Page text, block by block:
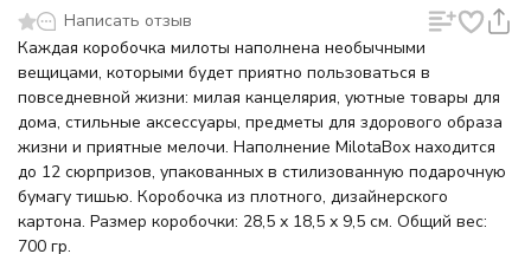
Написать отзыв
Каждая коробочка милоты наполнена необычными
вещицами, которыми будет приятно пользоваться в
повседневной жизни: милая канцелярия, уютные товары для
дома, стильные аксессуары, предметы для здорового образа
жизни и приятные мелочи. Наполнение MilotaBox находится
до 12 сюрпризов, упакованных в стилизованную подарочную
бумагу тишью. Коробочка из плотного, дизайнерского
картона. Размер коробочки: 28,5 х 18,5 х 9,5 см. Общий вес:
700 гр.